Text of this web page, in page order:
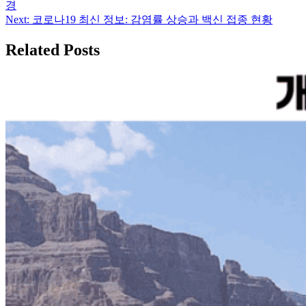
탐
경
Next: 코로나19 최신 정보: 감염률 상승과 백신 접종 현황
Related Posts